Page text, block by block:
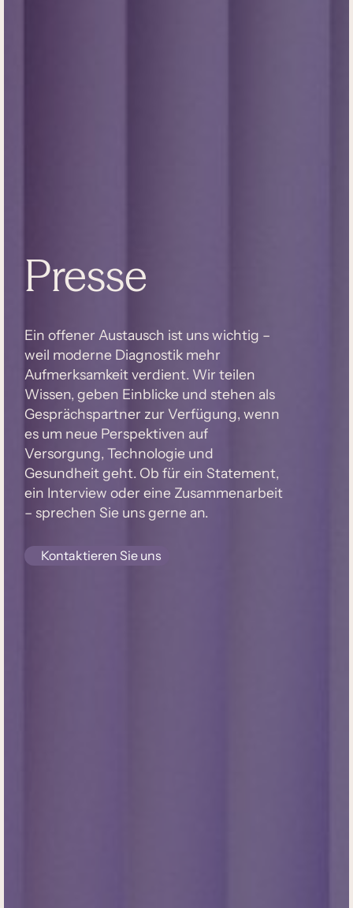
Presse
Ein offener Austausch ist uns wichtig –
weil moderne Diagnostik mehr
Aufmerksamkeit verdient. Wir teilen
Wissen, geben Einblicke und stehen als
Gesprächspartner zur Verfügung, wenn
es um neue Perspektiven auf
Versorgung, Technologie und
Gesundheit geht. Ob für ein Statement,
ein Interview oder eine Zusammenarbeit
– sprechen Sie uns gerne an.
Kontaktieren Sie uns